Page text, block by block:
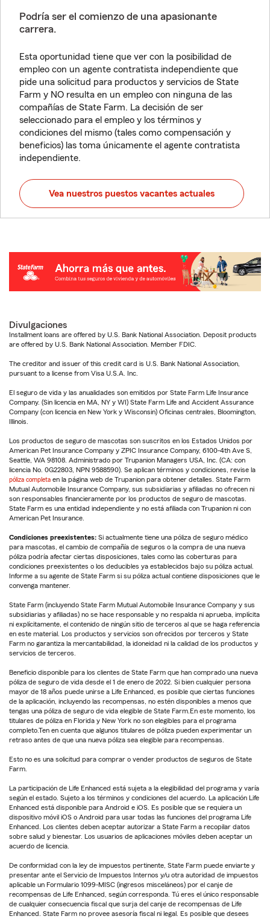
Podría ser el comienzo de una apasionante
carrera.
Esta oportunidad tiene que ver con la posibilidad de
empleo con un agente contratista independiente que
pide una solicitud para productos y servicios de State
Farm y NO resulta en un empleo con ninguna de las
compañías de State Farm. La decisión de ser
seleccionado para el empleo y los términos y
condiciones del mismo (tales como compensación y
beneficios) las toma únicamente el agente contratista
independiente.
Vea nuestros puestos vacantes actuales
Divulgaciones
Installment loans are offered by U.S. Bank National Association. Deposit products
are offered by U.S. Bank National Association. Member FDIC.
The creditor and issuer of this credit card is U.S. Bank National Association,
pursuant to a license from Visa U.S.A. Inc.
El seguro de vida y las anualidades son emitidos por State Farm Life Insurance
Company. (Sin licencia en MA, NY y WI) State Farm Life and Accident Assurance
Company (con licencia en New York y Wisconsin) Oficinas centrales, Bloomington,
Illinois.
Los productos de seguro de mascotas son suscritos en los Estados Unidos por
American Pet Insurance Company y ZPIC Insurance Company, 6100-4th Ave S,
Seattle, WA 98108. Administrado por Trupanion Managers USA, Inc. (CA: con
licencia No. 0G22803, NPN 9588590). Se aplican términos y condiciones, revise la
póliza completa en la página web de Trupanion para obtener detalles. State Farm
Mutual Automobile Insurance Company, sus subsidiarias y afiliadas no ofrecen ni
son responsables financieramente por los productos de seguro de mascotas.
State Farm es una entidad independiente y no está afiliada con Trupanion ni con
American Pet Insurance.
Condiciones preexistentes: Si actualmente tiene una póliza de seguro médico
para mascotas, el cambio de compañía de seguros o la compra de una nueva
póliza podría afectar ciertas disposiciones, tales como las coberturas para
condiciones preexistentes o los deducibles ya establecidos bajo su póliza actual.
Informe a su agente de State Farm si su póliza actual contiene disposiciones que le
convenga mantener.
State Farm (incluyendo State Farm Mutual Automobile Insurance Company y sus
subsidiarias y afiliadas) no se hace responsable y no respalda ni aprueba, implícita
ni explícitamente, el contenido de ningún sitio de terceros al que se haga referencia
en este material. Los productos y servicios son ofrecidos por terceros y State
Farm no garantiza la mercantabilidad, la idoneidad ni la calidad de los productos y
servicios de terceros.
Beneficio disponible para los clientes de State Farm que han comprado una nueva
póliza de seguro de vida desde el 1 de enero de 2022. Si bien cualquier persona
mayor de 18 años puede unirse a Life Enhanced, es posible que ciertas funciones
de la aplicación, incluyendo las recompensas, no estén disponibles a menos que
tengas una póliza de seguro de vida elegible de State Farm.En este momento, los
titulares de póliza en Florida y New York no son elegibles para el programa
completo.Ten en cuenta que algunos titulares de póliza pueden experimentar un
retraso antes de que una nueva póliza sea elegible para recompensas.
Esto no es una solicitud para comprar o vender productos de seguros de State
Farm.
La participación de Life Enhanced está sujeta a la elegibilidad del programa y varía
según el estado. Sujeto a los términos y condiciones del acuerdo. La aplicación Life
Enhanced está disponible para Android e iOS. Es posible que se requiera un
dispositivo móvil iOS o Android para usar todas las funciones del programa Life
Enhanced. Los clientes deben aceptar autorizar a State Farm a recopilar datos
sobre salud y bienestar. Los usuarios de aplicaciones móviles deben aceptar un
acuerdo de licencia.
De conformidad con la ley de impuestos pertinente, State Farm puede enviarte y
presentar ante el Servicio de Impuestos Internos y/u otra autoridad de impuestos
aplicable un Formulario 1099-MISC (ingresos misceláneos) por el canje de
recompensas de Life Enhanced, según corresponda. Tú eres el único responsable
de cualquier consecuencia fiscal que surja del canje de recompensas de Life
Enhanced. State Farm no provee asesoría fiscal ni legal. Es posible que desees